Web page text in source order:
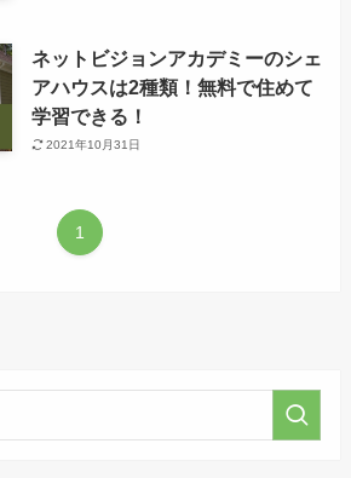
ネットビジョンアカデミーのシェ
アハウスは2種類！無料で住めて
学習できる！
2021年10月31日
1